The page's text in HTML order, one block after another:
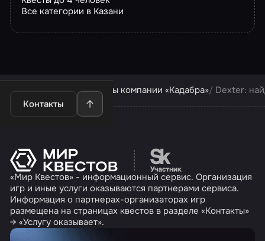
Все категории в Казани
Контакты
Квесты в Казани Квесты компании «Кадабра» Dexter:
Перейти на сайт
«Мир Квестов» - информационный сервис. Организация
игр и иные услуги оказываются партнерами сервиса.
Информация о партнерах-организаторах игр
размещена на страницах квестов в разделе «Контакты»
→ «Услугу оказывает».